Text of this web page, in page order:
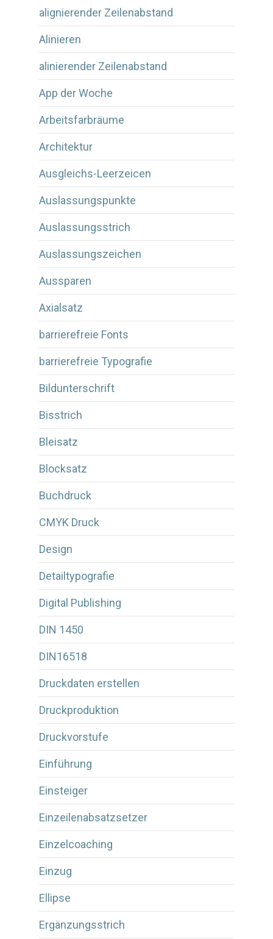
alignierender Zeilenabstand
Alinieren
alinierender Zeilenabstand
App der Woche
Arbeitsfarbräume
Architektur
Ausgleichs-Leerzeicen
Auslassungspunkte
Auslassungsstrich
Auslassungszeichen
Aussparen
Axialsatz
barrierefreie Fonts
barrierefreie Typografie
Bildunterschrift
Bisstrich
Bleisatz
Blocksatz
Buchdruck
CMYK Druck
Design
Detailtypografie
Digital Publishing
DIN 1450
DIN16518
Druckdaten erstellen
Druckproduktion
Druckvorstufe
Einführung
Einsteiger
Einzeilenabsatzsetzer
Einzelcoaching
Einzug
Ellipse
Ergänzungsstrich